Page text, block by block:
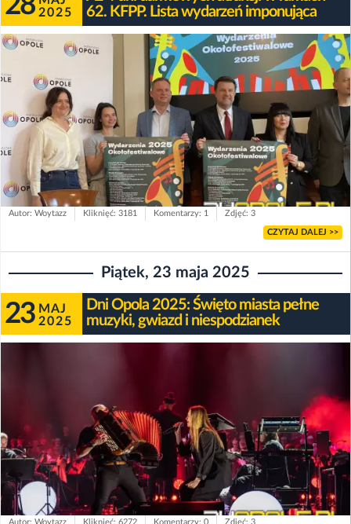
2025
62. KFPP. Lista wydarzeń imponująca
Autor: Woytazz Kliknięć: 3181 Komentarzy: 1 Zdjęć: 3
CZYTAJ DALEJ >>
Piątek, 23 maja 2025
23 MAJ
2025
Dni Opola 2025: Święto miasta pełne
muzyki, gwiazd i niespodzianek
Autor: Woytazz Kliknięć: 6272 Komentarzy: 0 Zdjęć: 3